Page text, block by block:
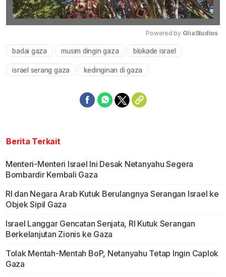
Powered by GliaStudios
badai gaza musim dingin gaza blokade israel
israel serang gaza kedinginan di gaza
Berita Terkait
Menteri-Menteri Israel Ini Desak Netanyahu Segera
Bombardir Kembali Gaza
RI dan Negara Arab Kutuk Berulangnya Serangan Israel ke
Objek Sipil Gaza
Israel Langgar Gencatan Senjata, RI Kutuk Serangan
Berkelanjutan Zionis ke Gaza
Tolak Mentah-Mentah BoP, Netanyahu Tetap Ingin Caplok
Gaza